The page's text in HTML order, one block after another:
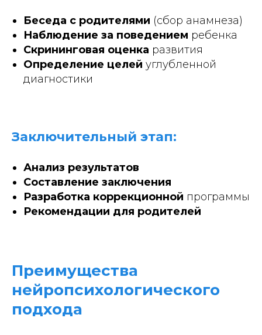
Беседа с родителями (сбор анамнеза)
Наблюдение за поведением ребенка
Скрининговая оценка развития
Определение целей углубленной
диагностики
Заключительный этап:
Анализ результатов
Составление заключения
Разработка коррекционной программы
Рекомендации для родителей
Преимущества
нейропсихологического
подхода